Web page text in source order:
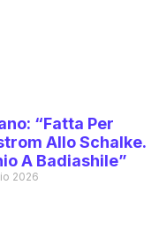
“Fatta Per
Allo Schalke.
A Badiashile”
2026